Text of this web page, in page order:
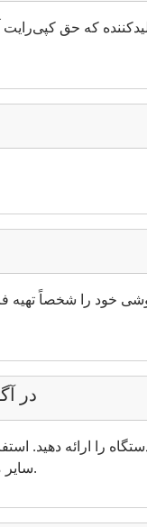
که حق کپی‌رایت
خود را شخصاً تهیه
در
را ارائه دهید.
سایر ماشین‌آلات، محصولات، مواد مصرفی یا تبلیغات عمومی امکان‌پذیر نمی‌باشد.